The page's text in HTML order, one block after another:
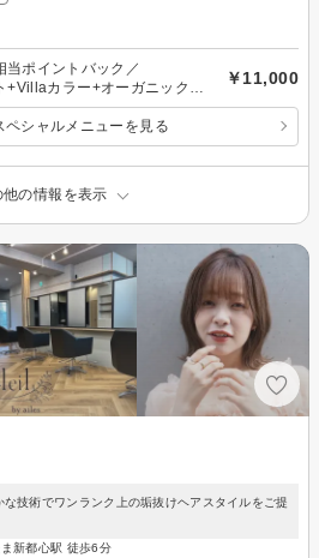
ポイントバック／
+Villaカラー+オーガニック
￥11,000
ペシャルメニューを見る
他の情報を表示
な技術でワンランク上の垢抜けヘアスタイルをご提
新都心駅 徒歩6分